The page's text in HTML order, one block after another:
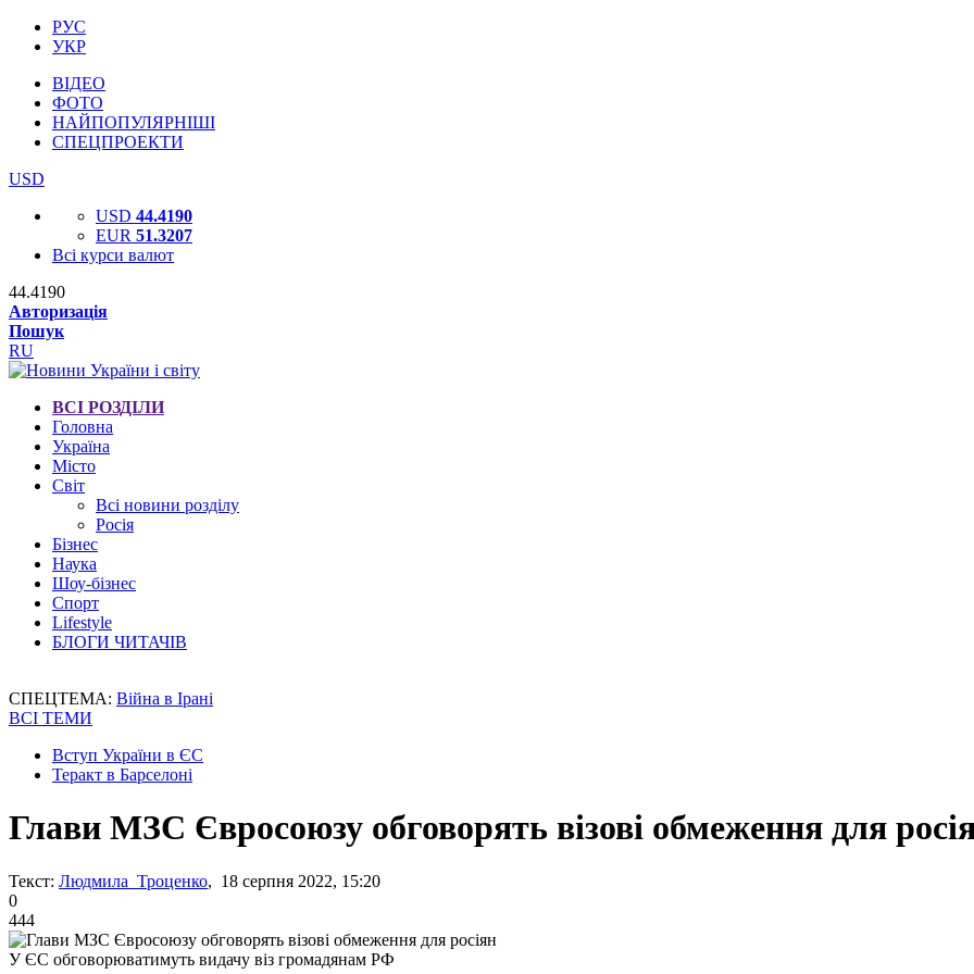
РУС
УКР
ВІДЕО
ФОТО
НАЙПОПУЛЯРНІШІ
СПЕЦПРОЕКТИ
USD
USD 44.4190
EUR 51.3207
Всі курси валют
44.4190
Авторизація
Пошук
RU
ВСІ РОЗДІЛИ
Головна
Україна
Місто
Світ
Всі новини розділу
Росія
Бізнес
Наука
Шоу-бізнес
Спорт
Lifestyle
БЛОГИ ЧИТАЧІВ
СПЕЦТЕМА: Війна в Ірані
ВСІ ТЕМИ
Вступ України в ЄС
Теракт в Барселоні
Глави МЗС Євросоюзу обговорять візові обмеження для
Текст: Людмила Троценко, 18 серпня 2022, 15:20
0
444
У ЄС обговорюватимуть видачу віз громадянам РФ